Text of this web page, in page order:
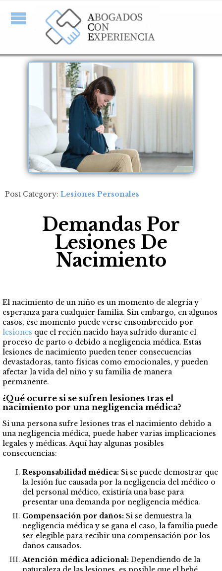
Post Category: Lesiones Personales
Demandas Por
Lesiones De
Nacimiento
El nacimiento de un niño es un momento de alegría y
esperanza para cualquier familia. Sin embargo, en algunos
casos, ese momento puede verse ensombrecido por
lesiones que el recién nacido haya sufrido durante el
proceso de parto o debido a negligencia médica. Estas
lesiones de nacimiento pueden tener consecuencias
devastadoras, tanto físicas como emocionales, y pueden
afectar la vida del niño y su familia de manera
permanente.
¿Qué ocurre si se sufren lesiones tras el
nacimiento por una negligencia médica?
Si una persona sufre lesiones tras el nacimiento debido a
una negligencia médica, puede haber varias implicaciones
legales y médicas. Aquí hay algunas posibles
consecuencias:
Responsabilidad médica: Si se puede demostrar que
la lesión fue causada por la negligencia del médico o
del personal médico, existiría una base para
presentar una demanda por negligencia médica.
Compensación por daños: Si se demuestra la
negligencia médica y se gana el caso, la familia puede
ser elegible para recibir una compensación por los
daños causados.
Atención médica adicional: Dependiendo de la